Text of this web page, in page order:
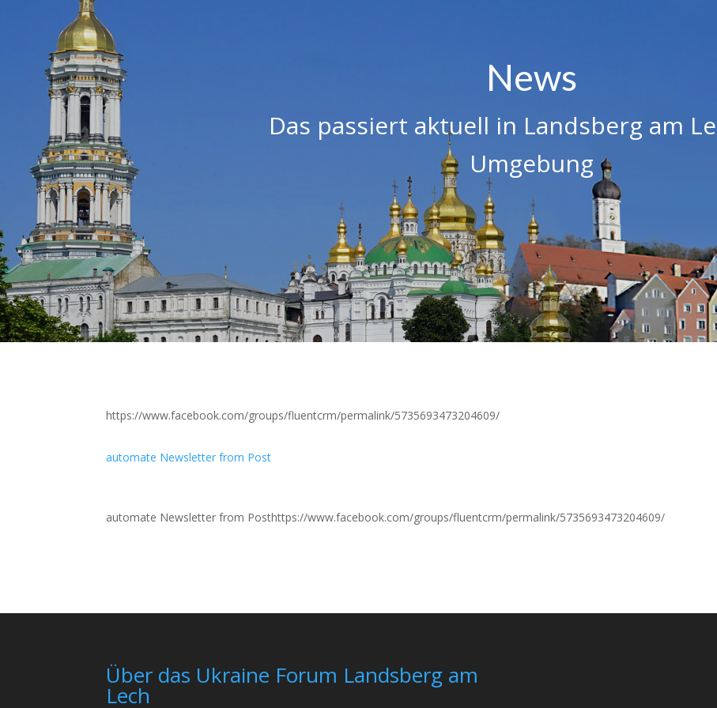
News
Das passiert aktuell in Landsberg am
Umgebung
https://www.facebook.com/groups/fluentcrm/permalink/5735693473204609/
automate Newsletter from Post
automate Newsletter from Posthttps://www.facebook.com/groups/fluentcrm/permalink/5735693473204609/
Über das Ukraine Forum Landsberg am
Lech